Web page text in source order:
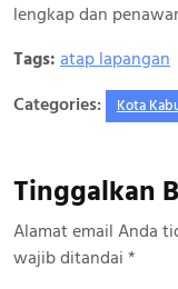
lengkap dan
Tags: atap lapangan
Categories:
Kota
Tinggalkan
Alamat email Anda
wajib ditandai *